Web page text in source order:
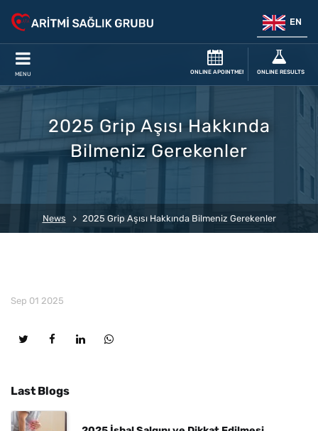
EN
MENU ONLINE APOINTMENT ONLINE RESULTS
2025 Grip Aşısı Hakkında
Bilmeniz Gerekenler
News 2025 Grip Aşısı Hakkında Bilmeniz Gerekenler
Sep 01 2025
Last Blogs